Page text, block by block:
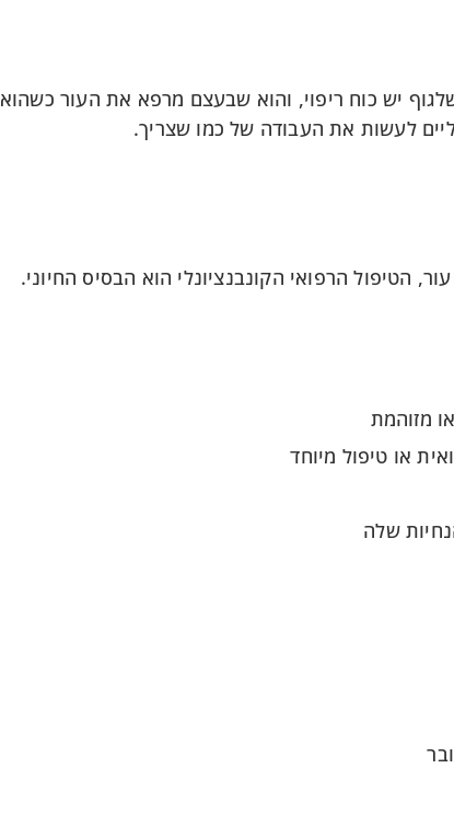
יש כוח ריפוי, והוא שבעצם מרפא את העור כשהוא
לעשות את העבודה של כמו שצריך.
הטיפול הרפואי הקונבנציונלי הוא הבסיס החיוני.
מזוהמת
או טיפול מיוחד
שלה